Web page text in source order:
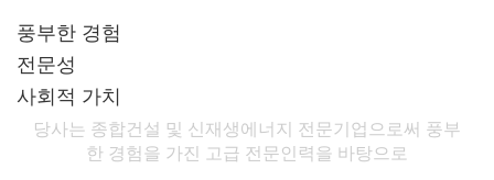
풍부한 경험
전문성
사회적 가치
당사는 종합건설 및 신재생에너지 전문기업으로써 풍부
한 경험을 가진 고급 전문인력을 바탕으로